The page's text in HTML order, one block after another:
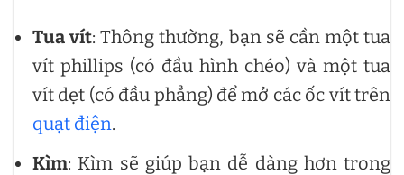
Tua vít: Thông thường, bạn sẽ cần một tua
vít phillips (có đầu hình chéo) và một tua
vít dẹt (có đầu phẳng) để mở các ốc vít trên
quạt điện.
Kìm: Kìm sẽ giúp bạn dễ dàng hơn trong